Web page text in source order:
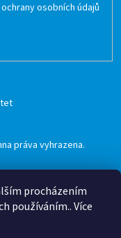
procházením
používáním.. Více
osobních údajů
práva vyhrazena.